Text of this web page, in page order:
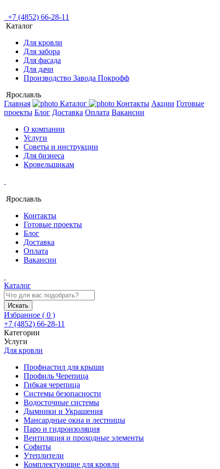
+7 (4852) 66-28-11
Каталог
Для кровли
Для забора
Для фасада
Для дачи
Производство Завода Покрофф
Ярославль
Главная
Каталог Контакты Акции Готовые
проекты Блог Доставка Оплата Вакансии
О компании
Услуги
Советы и инструкции
Для бизнеса
Кровельщикам
Ярославль
Контакты
Готовые проекты
Блог
Доставка
Оплата
Вакансии
Каталог
Искать
Избранное ( 0 )
+7 (4852) 66-28-11
Категории
Услуги
Для кровли
Профнастил для крыши
Профиль Черепица
Гибкая черепица
Системы безопасности
Водосточные системы
Дымники и Украшения
Мансардные окна и лестницы
Паро и гидроизоляция
Вентиляция и проходные элементы
Софиты
Утеплители
Комплектующие для кровли